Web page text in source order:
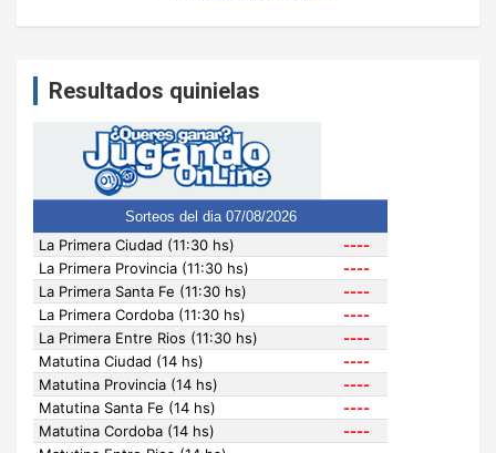
Resultados quinielas